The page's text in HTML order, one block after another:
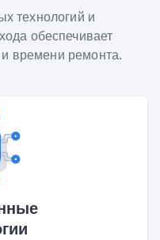
технологий и
обеспечивает
времени ремонта.